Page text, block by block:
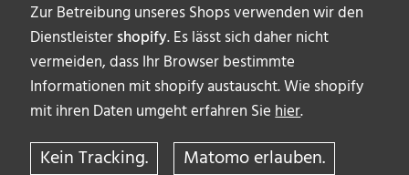
Zur Betreibung unseres Shops verwenden wir den
Dienstleistershopify. Es lässt sich daher nicht
vermeiden, dass Ihr Browser bestimmte
Informationen mit shopify austauscht. Wie shopify
mit ihren Daten umgeht erfahren Siehier.
Kein Tracking. Matomo erlauben.
ÜBER UNS
AUTOR_INNEN
DATENSCHUTZERKLÄRUNG